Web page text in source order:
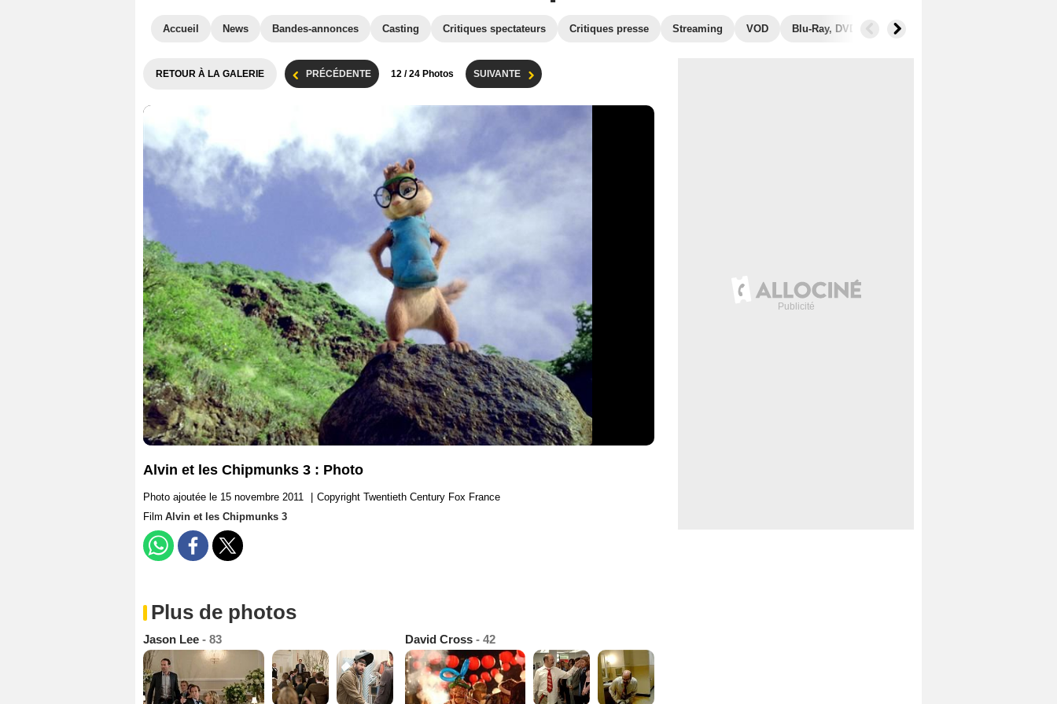
Accueil News Bandes-annonces Casting Critiques spectateurs Critiques presse Streaming VOD Blu-Ray, DVD Photos
RETOUR À LA GALERIE PRÉCÉDENTE 12 / 24 Photos SUIVANTE
Alvin et les Chipmunks 3 : Photo
Photo ajoutée le 15 novembre 2011
Copyright Twentieth Century Fox France
Film Alvin et les Chipmunks 3
Plus de photos
Jason Lee - 83 David Cross - 42